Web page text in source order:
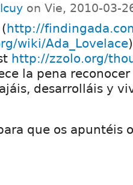
on Vie, 2010-03-
http://
wiki/Ada_Lovelace
http://zzolo.org/
la pena
desarrolláis y
que os apuntéis